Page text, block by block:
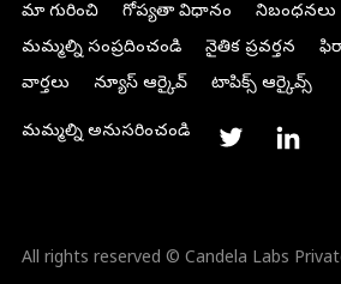
మా గురించి గోప్యతా విధానం
నిబంధనలు
మమ్మల్ని సంప్రదించండి
నైతిక ప్రవర్తన
వార్తలు
న్యూస్ ఆర్కైవ్ టాపిక్స్ ఆర్కైవ్స్
మమ్మల్ని అనుసరించండి
All rights reserved © Candela Labs